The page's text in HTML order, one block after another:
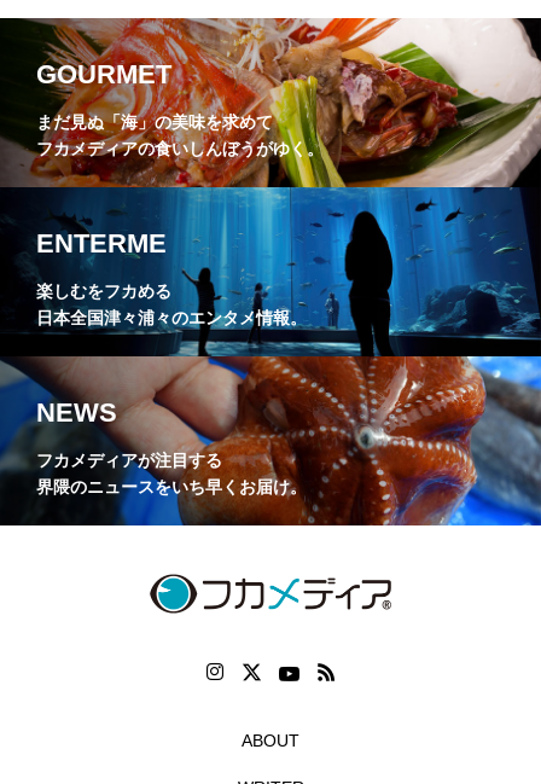
GOURMET
まだ見ぬ「海」の美味を求めて
フカメディアの食いしんぼうがゆく。
ENTERME
楽しむをフカめる
日本全国津々浦々のエンタメ情報。
NEWS
フカメディアが注目する
界隈のニュースをいち早くお届け。
ABOUT